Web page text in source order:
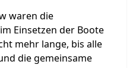
waren die
Einsetzen der Boote
mehr lange, bis alle
die gemeinsame